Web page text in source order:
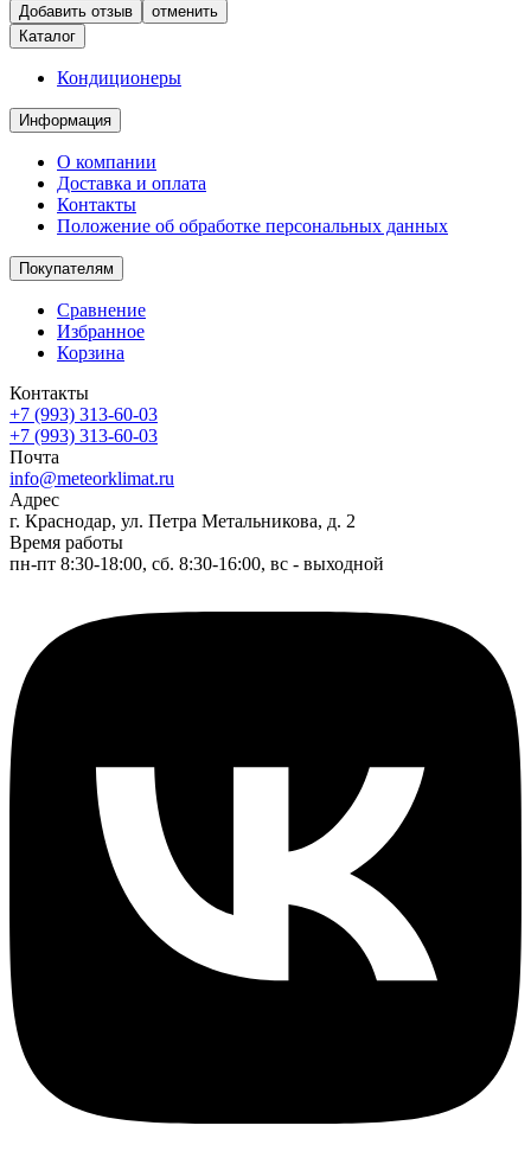
отменить
Каталог
Кондиционеры
Информация
О компании
Доставка и оплата
Контакты
Положение об обработке персональных данных
Покупателям
Сравнение
Избранное
Корзина
Контакты
+7 (993) 313-60-03
+7 (993) 313-60-03
Почта
info@meteorklimat.ru
Адрес
г. Краснодар, ул. Петра Метальникова, д. 2
Время работы
пн-пт 8:30-18:00, сб. 8:30-16:00, вс - выходной